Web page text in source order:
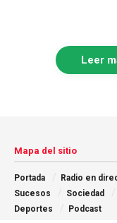
Leer
Mapa del sitio
Portada Radio en
Sucesos
Sociedad
Deportes
Podcast